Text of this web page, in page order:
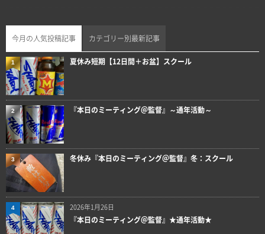
今月の人気投稿記事 カテゴリー別最新記事
夏休み短期【12日間＋お盆】スクール
1
『本日のミーティング＠監督』～通年活動～
2
冬休み『本日のミーティング＠監督』冬：スクール
3
2026年1月26日
『本日のミーティング＠監督』★通年活動★
4